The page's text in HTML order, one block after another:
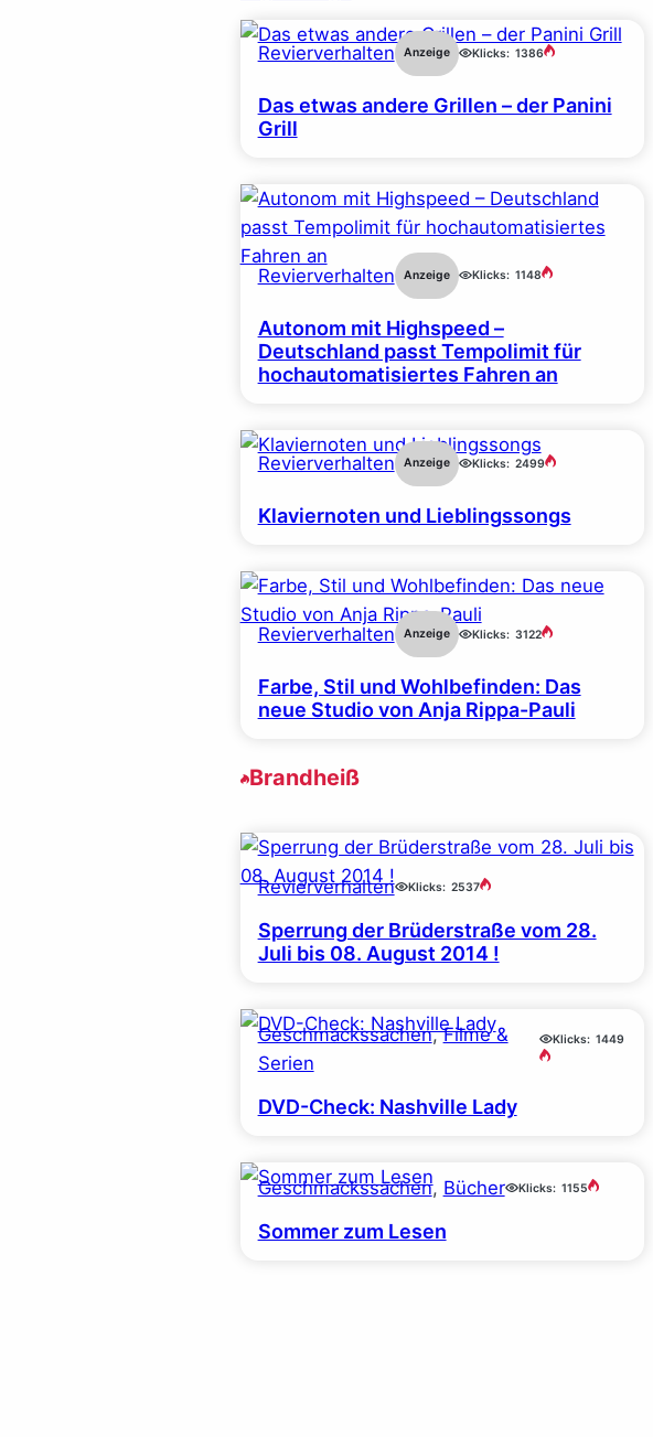
Revierverhalten Anzeige Klicks: 1386
Das etwas andere Grillen – der Panini
Grill
Revierverhalten Anzeige Klicks: 1148
Autonom mit Highspeed –
Deutschland passt Tempolimit für
hochautomatisiertes Fahren an
Revierverhalten Anzeige Klicks: 2499
Klaviernoten und Lieblingssongs
Revierverhalten Anzeige Klicks: 3122
Farbe, Stil und Wohlbefinden: Das
neue Studio von Anja Rippa-Pauli
Brandheiß
Revierverhalten Klicks: 2537
Sperrung der Brüderstraße vom 28.
Juli bis 08. August 2014 !
Geschmackssachen, Filme &
Serien
Klicks: 1449
DVD-Check: Nashville Lady
Geschmackssachen, Bücher Klicks: 1155
Sommer zum Lesen